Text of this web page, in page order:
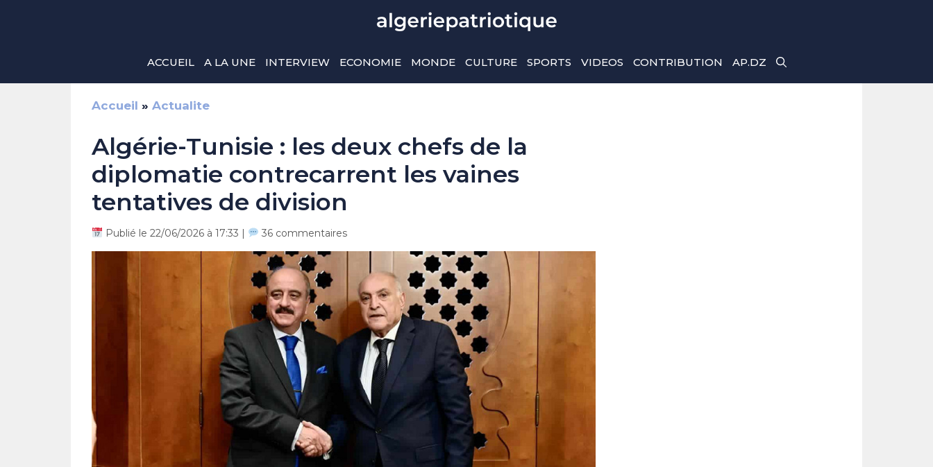
ACCUEIL A LA UNE INTERVIEW ECONOMIE MONDE CULTURE SPORTS VIDEOS CONTRIBUTION AP.DZ
Accueil » Actualite
Algérie-Tunisie : les deux chefs de la
diplomatie contrecarrent les vaines
tentatives de division
Publié le 22/06/2026 à 17:33 | 36 commentaires